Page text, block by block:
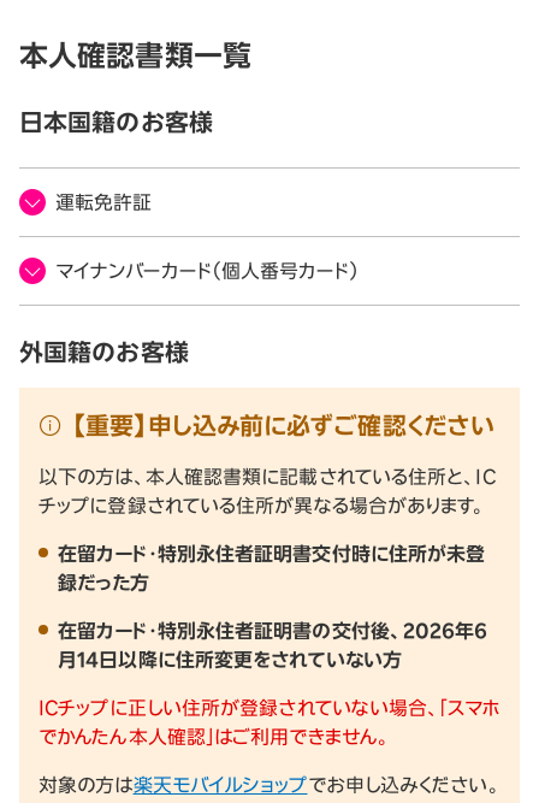
本人確認書類一覧
日本国籍のお客様
運転免許証
マイナンバーカード（個人番号カード）
外国籍のお客様
【重要】申し込み前に必ずご確認ください
以下の方は、本人確認書類に記載されている住所と、IC
チップに登録されている住所が異なる場合があります。
在留カード・特別永住者証明書交付時に住所が未登
録だった方
在留カード・特別永住者証明書の交付後、2026年6
月14日以降に住所変更をされていない方
ICチップに正しい住所が登録されていない場合、「スマホ
でかんたん本人確認」はご利用できません。
対象の方は楽天モバイルショップでお申し込みください。